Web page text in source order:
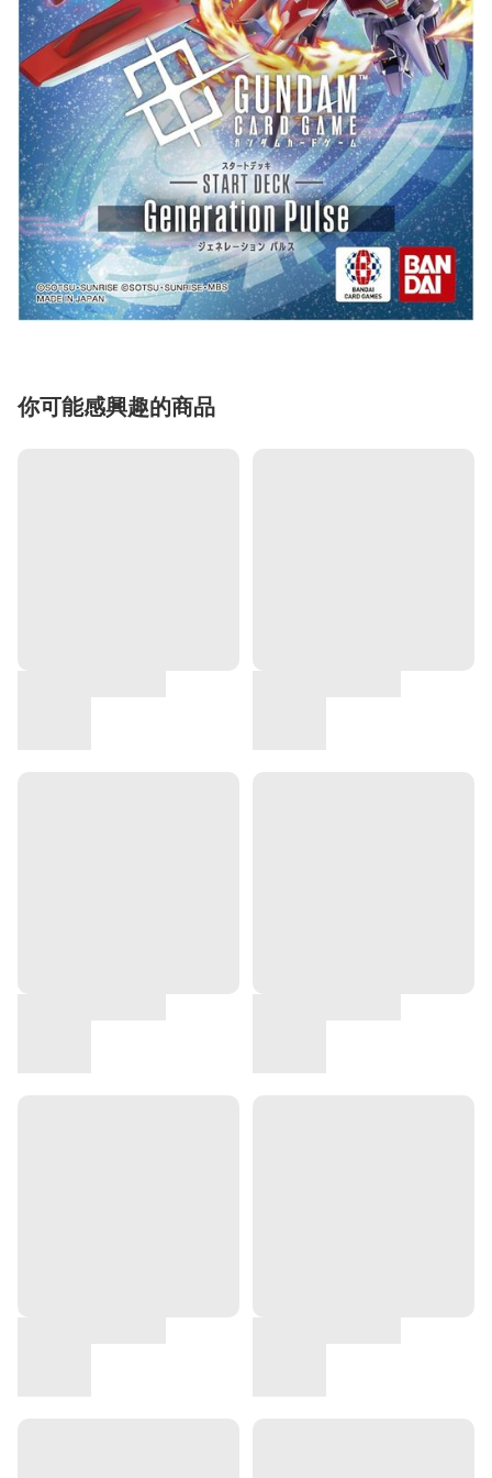
你可能感興趣的商品